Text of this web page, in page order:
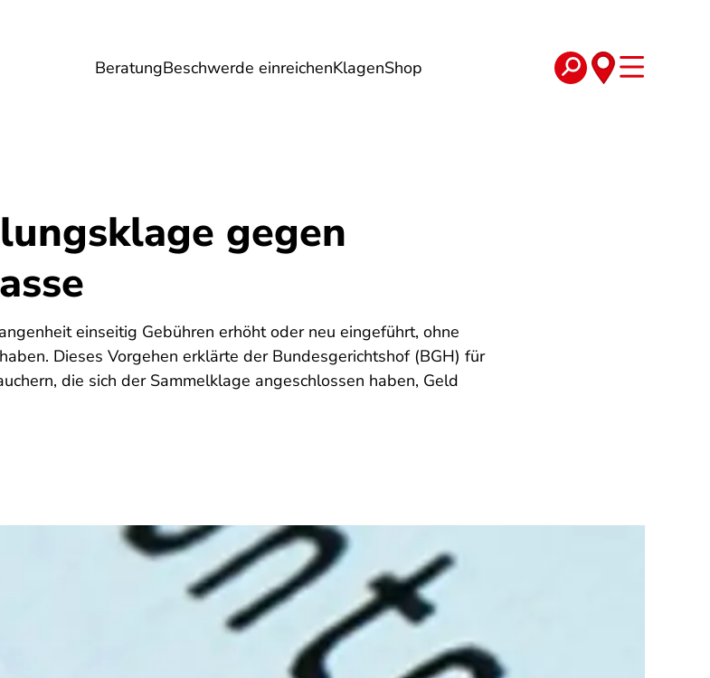
BeratungBeschwerde einreichenKlagenShop
Gesundheit Energie Reise Verträge
gegen
einseitig Gebühren erhöht oder neu eingeführt, ohne
Dieses Vorgehen erklärte der Bundesgerichtshof (BGH) für
die sich der Sammelklage angeschlossen haben, Geld